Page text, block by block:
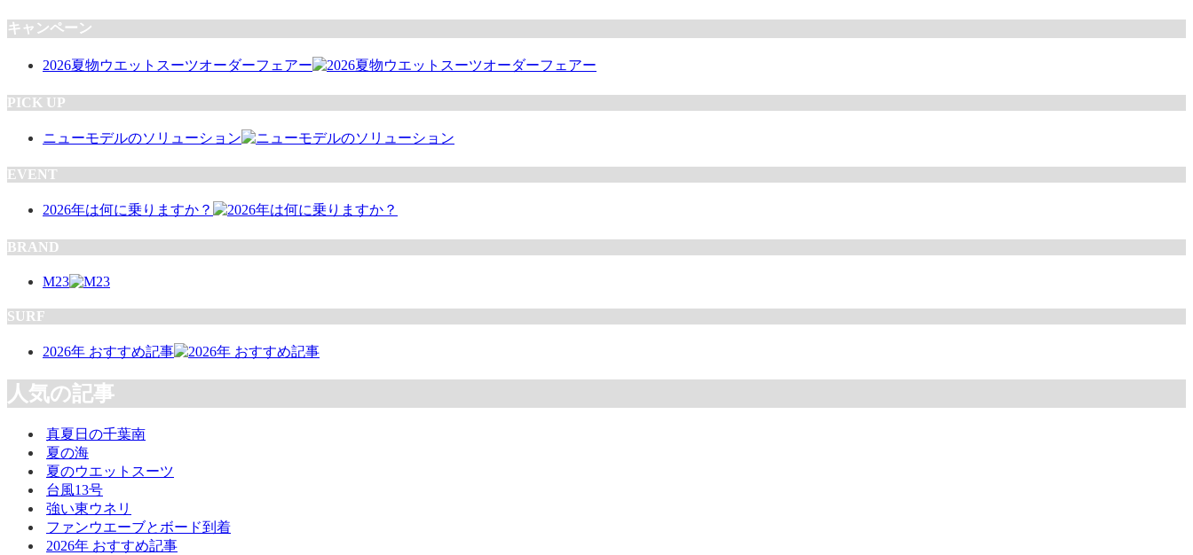
キャンペーン
2026夏物ウエットスーツオーダーフェアー
PICK UP
ニューモデルのソリューション
EVENT
2026年は何に乗りますか？
BRAND
M23
SURF
2026年 おすすめ記事
人気の記事
真夏日の千葉南
夏の海
夏のウエットスーツ
台風13号
強い東ウネリ
ファンウエーブとボード到着
2026年 おすすめ記事